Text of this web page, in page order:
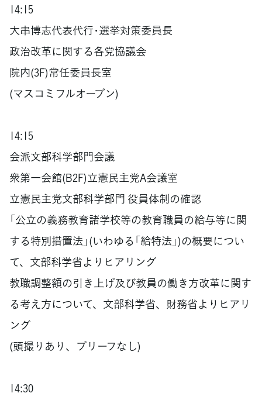
14:15
大串博志代表代行･選挙対策委員長
政治改革に関する各党協議会
院内(3F)常任委員長室
(マスコミフルオープン)
14:15
会派文部科学部門会議
衆第一会館(B2F)立憲民主党A会議室
立憲民主党文部科学部門 役員体制の確認
「公立の義務教育諸学校等の教育職員の給与等に関
する特別措置法」(いわゆる「給特法」)の概要につい
て、文部科学省よりヒアリング
教職調整額の引き上げ及び教員の働き方改革に関す
る考え方について、文部科学省、財務省よりヒアリ
ング
(頭撮りあり、ブリーフなし)
14:30